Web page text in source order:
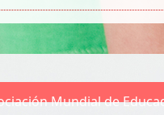
Mundial de